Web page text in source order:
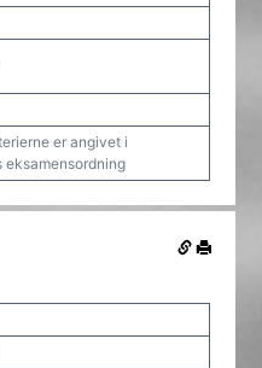
er angivet i
eksamensordning